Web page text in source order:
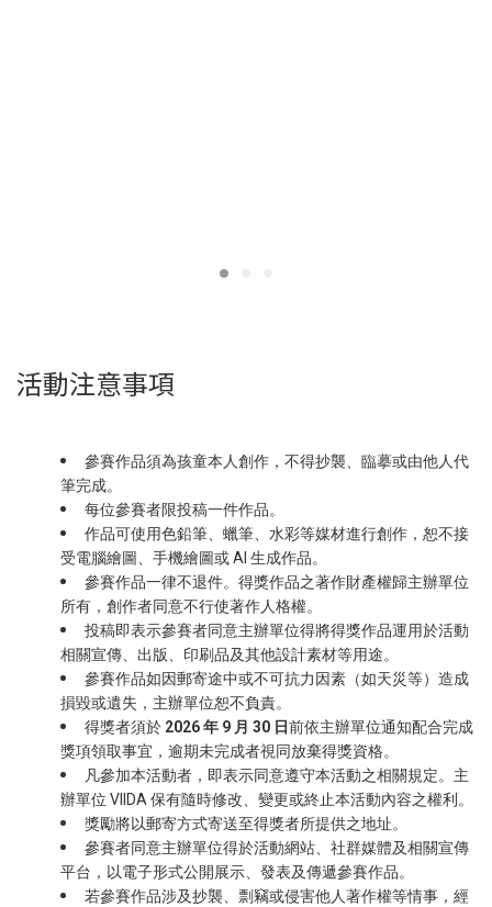
活動注意事項
參賽作品須為孩童本人創作，不得抄襲、臨摹或由他人代
筆完成。
每位參賽者限投稿一件作品。
作品可使用色鉛筆、蠟筆、水彩等媒材進行創作，恕不接
受電腦繪圖、手機繪圖或 AI 生成作品。
參賽作品一律不退件。得獎作品之著作財產權歸主辦單位
所有，創作者同意不行使著作人格權。
投稿即表示參賽者同意主辦單位得將得獎作品運用於活動
相關宣傳、出版、印刷品及其他設計素材等用途。
參賽作品如因郵寄途中或不可抗力因素（如天災等）造成
損毀或遺失，主辦單位恕不負責。
得獎者須於 2026 年 9 月 30 日前依主辦單位通知配合完成
獎項領取事宜，逾期未完成者視同放棄得獎資格。
凡參加本活動者，即表示同意遵守本活動之相關規定。主
辦單位 VIIDA 保有隨時修改、變更或終止本活動內容之權利。
獎勵將以郵寄方式寄送至得獎者所提供之地址。
參賽者同意主辦單位得於活動網站、社群媒體及相關宣傳
平台，以電子形式公開展示、發表及傳遞參賽作品。
若參賽作品涉及抄襲、剽竊或侵害他人著作權等情事，經